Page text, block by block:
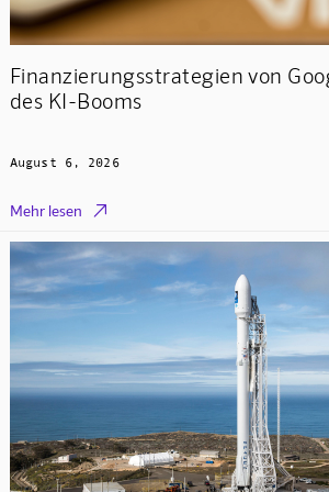
Finanzierungsstrategien von
des KI-Booms
August 6, 2026
Mehr lesen 